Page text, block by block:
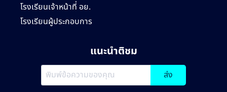
โรงเรียนเจ้าหน้าที่ อย.
โรงเรียนผู้ประกอบการ
แนะนำติชม
ส่ง